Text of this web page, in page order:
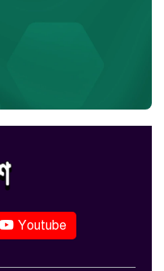
Youtube